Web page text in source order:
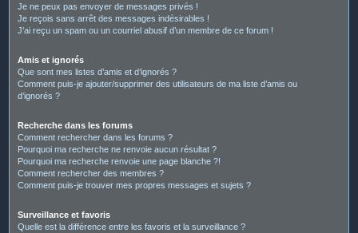
Je ne peux pas envoyer de messages privés !
Je reçois sans arrêt des messages indésirables !
J’ai reçu un spam ou un courriel abusif d’un membre de ce forum !
Amis et ignorés
Que sont mes listes d’amis et d’ignorés ?
Comment puis-je ajouter/supprimer des utilisateurs de ma liste d’amis ou
d’ignorés ?
Recherche dans les forums
Comment rechercher dans les forums ?
Pourquoi ma recherche ne renvoie aucun résultat ?
Pourquoi ma recherche renvoie une page blanche ?!
Comment rechercher des membres ?
Comment puis-je trouver mes propres messages et sujets ?
Surveillance et favoris
Quelle est la différence entre les favoris et la surveillance ?